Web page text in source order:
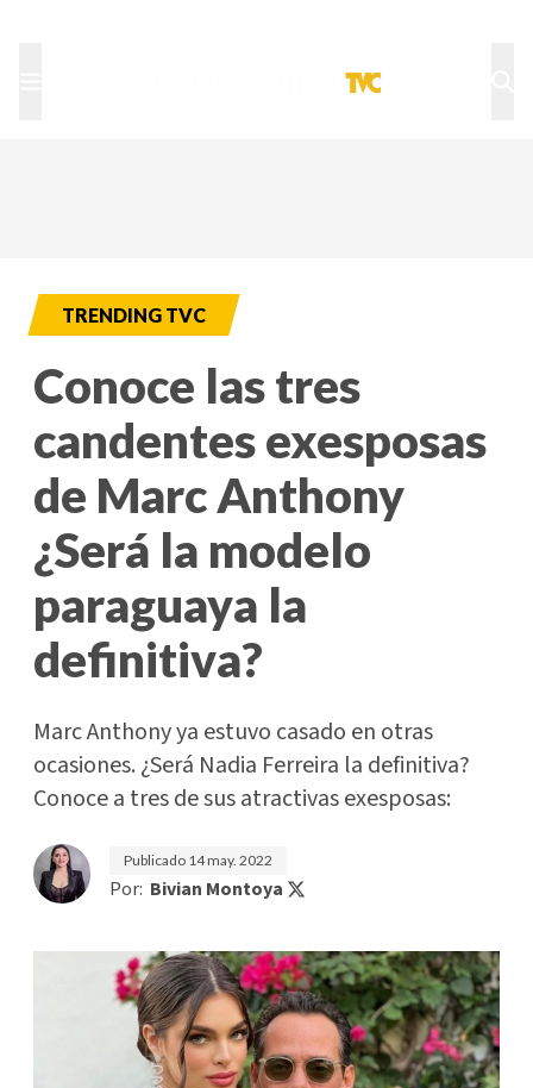
TRENDING TVC
Conoce las tres
candentes exesposas
de Marc Anthony
¿Será la modelo
paraguaya la
definitiva?
Marc Anthony ya estuvo casado en otras
ocasiones. ¿Será Nadia Ferreira la definitiva?
Conoce a tres de sus atractivas exesposas:
Publicado 14 may. 2022
Por: Bivian Montoya